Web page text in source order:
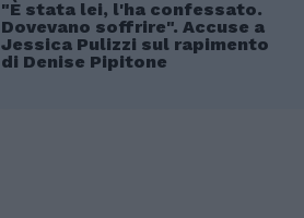
"È stata lei, l'ha confessato.
Dovevano soffrire". Accuse a
Jessica Pulizzi sul rapimento
di Denise Pipitone